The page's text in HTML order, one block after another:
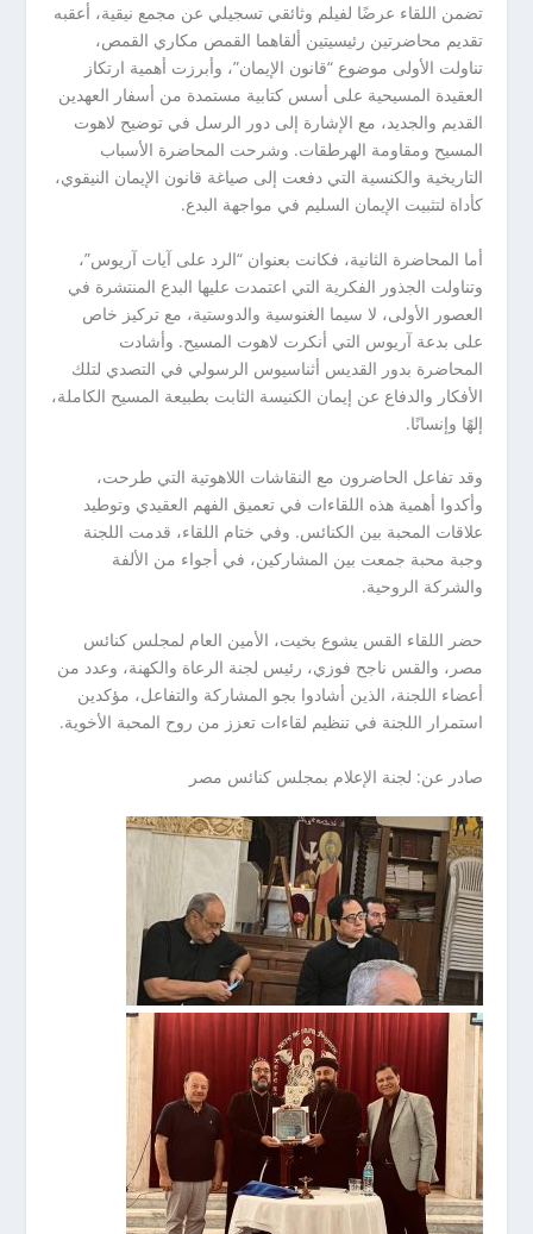
تضمن اللقاء عرضًا لفيلم وثائقي تسجيلي عن مجمع نيقية، أعقبه
تقديم محاضرتين رئيسيتين ألقاهما القمص مكاري القمص،
تناولت الأولى موضوع “قانون الإيمان”، وأبرزت أهمية ارتكاز
العقيدة المسيحية على أسس كتابية مستمدة من أسفار العهدين
القديم والجديد، مع الإشارة إلى دور الرسل في توضيح لاهوت
المسيح ومقاومة الهرطقات. وشرحت المحاضرة الأسباب
التاريخية والكنسية التي دفعت إلى صياغة قانون الإيمان النيقوي،
كأداة لتثبيت الإيمان السليم في مواجهة البدع.
أما المحاضرة الثانية، فكانت بعنوان “الرد على آيات آريوس”،
وتناولت الجذور الفكرية التي اعتمدت عليها البدع المنتشرة في
العصور الأولى، لا سيما الغنوسية والدوستية، مع تركيز خاص
على بدعة آريوس التي أنكرت لاهوت المسيح. وأشادت
المحاضرة بدور القديس أثناسيوس الرسولي في التصدي لتلك
الأفكار والدفاع عن إيمان الكنيسة الثابت بطبيعة المسيح الكاملة،
إلهًا وإنسانًا.
وقد تفاعل الحاضرون مع النقاشات اللاهوتية التي طرحت،
وأكدوا أهمية هذه اللقاءات في تعميق الفهم العقيدي وتوطيد
علاقات المحبة بين الكنائس. وفي ختام اللقاء، قدمت اللجنة
وجبة محبة جمعت بين المشاركين، في أجواء من الألفة
والشركة الروحية.
حضر اللقاء القس يشوع بخيت، الأمين العام لمجلس كنائس
مصر، والقس ناجح فوزي، رئيس لجنة الرعاة والكهنة، وعدد من
أعضاء اللجنة، الذين أشادوا بجو المشاركة والتفاعل، مؤكدين
استمرار اللجنة في تنظيم لقاءات تعزز من روح المحبة الأخوية.
صادر عن: لجنة الإعلام بمجلس كنائس مصر